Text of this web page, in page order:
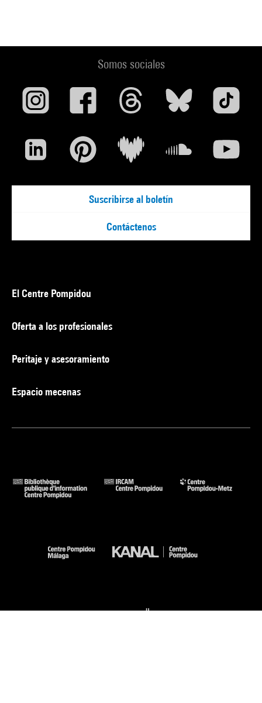
Somos sociales
Suscribirse al boletín
Contáctenos
El Centre Pompidou
Oferta a los profesionales
Peritaje y asesoramiento
Espacio mecenas